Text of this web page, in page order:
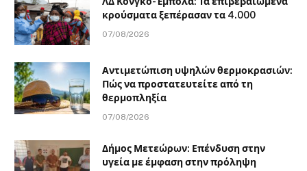
κρούσματα ξεπέρασαν τα 4.000
07/08/2026
Αντιμετώπιση υψηλών θερμοκρασιών:
Πώς να προστατευτείτε από τη
θερμοπληξία
07/08/2026
Δήμος Μετεώρων: Επένδυση στην
υγεία με έμφαση στην πρόληψη